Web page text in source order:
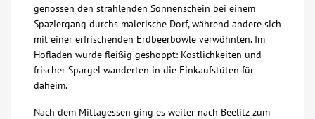
Ausbildung
Glossar
Suche
genossen den strahlenden Sonnenschein bei einem
Spaziergang durchs malerische Dorf, während andere sich
mit einer erfrischenden Erdbeerbowle verwöhnten. Im
Hofladen wurde fleißig geshoppt: Köstlichkeiten und
frischer Spargel wanderten in die Einkaufstüten für
daheim.
Nach dem Mittagessen ging es weiter nach Beelitz zum